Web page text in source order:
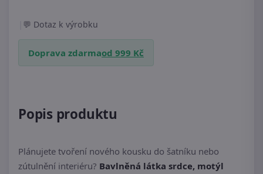
Dotaz k výrobku
Doprava zdarmaod 999 Kč
Popis produktu
Plánujete tvoření nového kousku do šatníku nebo
zútulnění interiéru? Bavlněná látka srdce, motýl